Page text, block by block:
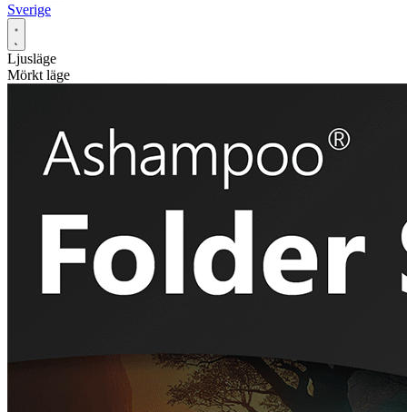
Sverige
Ljusläge
Mörkt läge